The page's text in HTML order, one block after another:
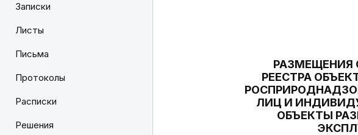
Записки
Листы
Письма
Протоколы
Расписки
Решения
РАЗМЕЩЕНИЯ
РЕЕСТРА
ЛИЦ И
ОБЪЕКТЫ